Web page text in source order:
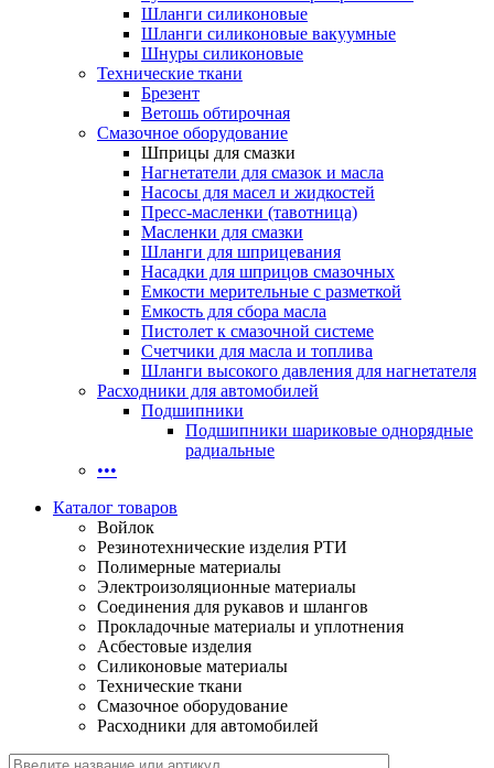
Шланги силиконовые
Шланги силиконовые вакуумные
Шнуры силиконовые
Технические ткани
Брезент
Ветошь обтирочная
Смазочное оборудование
Шприцы для смазки
Нагнетатели для смазок и масла
Насосы для масел и жидкостей
Пресс-масленки (тавотница)
Масленки для смазки
Шланги для шприцевания
Насадки для шприцов смазочных
Емкости мерительные с разметкой
Емкость для сбора масла
Пистолет к смазочной системе
Счетчики для масла и топлива
Шланги высокого давления для нагнетателя
Расходники для автомобилей
Подшипники
Подшипники шариковые однорядные
радиальные
•••
Каталог товаров
Войлок
Резинотехнические изделия РТИ
Полимерные материалы
Электроизоляционные материалы
Соединения для рукавов и шлангов
Прокладочные материалы и уплотнения
Асбестовые изделия
Силиконовые материалы
Технические ткани
Смазочное оборудование
Расходники для автомобилей